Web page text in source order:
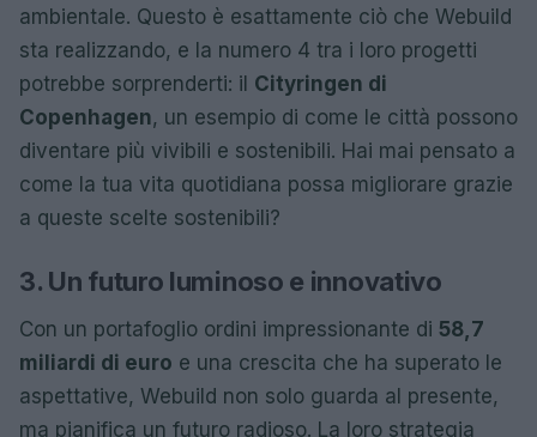
ambientale. Questo è esattamente ciò che Webuild
sta realizzando, e la numero 4 tra i loro progetti
potrebbe sorprenderti: il Cityringen di
Copenhagen, un esempio di come le città possono
diventare più vivibili e sostenibili. Hai mai pensato a
come la tua vita quotidiana possa migliorare grazie
a queste scelte sostenibili?
3. Un futuro luminoso e innovativo
Con un portafoglio ordini impressionante di 58,7
miliardi di euro e una crescita che ha superato le
aspettative, Webuild non solo guarda al presente,
ma pianifica un futuro radioso. La loro strategia